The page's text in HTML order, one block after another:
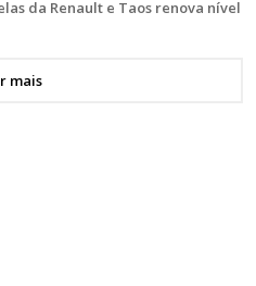
da Renault e Taos renova nível
mais